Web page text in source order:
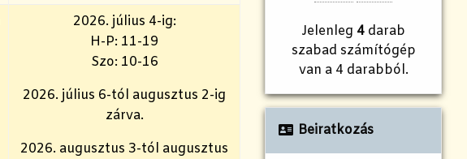
2026. július 4-ig:
H-P: 11-19
Szo: 10-16
2026. július 6-tól augusztus 2-ig
zárva.
2026. augusztus 3-tól augusztus
Jelenleg 4 darab
szabad számítógép
van a 4 darabból.
Beiratkozás